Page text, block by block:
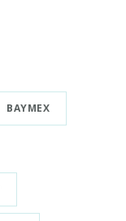
BAYMEX